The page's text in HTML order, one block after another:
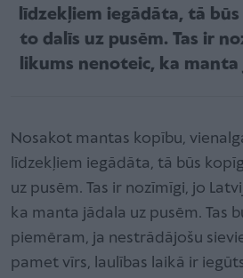
līdzekļiem iegādāta, tā
to dalīs uz pusēm. Tas ir
likums nenoteic, ka manta
Nosakot mantas kopību,
līdzekļiem iegādāta, tā būs
uz pusēm. Tas ir nozīmīgi, jo
ka manta jādala uz pusēm. Tas
piemēram, ja nestrādājošu
pamet vīrs, laulības laikā ir